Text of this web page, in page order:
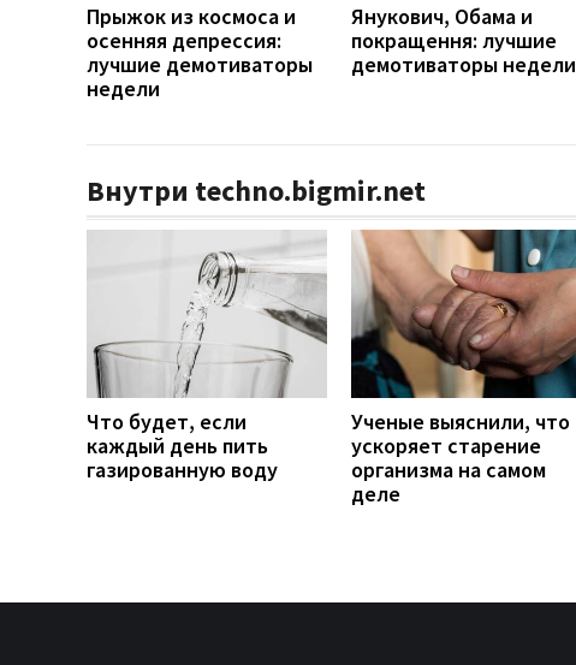
Прыжок из космоса и
осенняя депрессия:
лучшие демотиваторы
недели
Янукович, Обама и
покращення: лучшие
демотиваторы недели
Внутри techno.bigmir.net
Что будет, если
каждый день пить
газированную воду
Ученые выяснили, что
ускоряет старение
организма на самом
деле